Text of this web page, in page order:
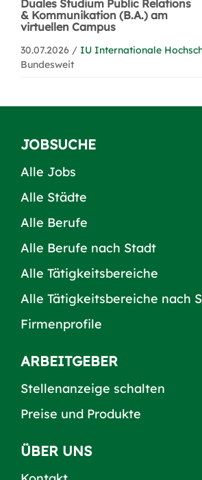
Duales Studium Public Relations
& Kommunikation (B.A.) am
virtuellen Campus
30.07.2026 / IU Internationale
Bundesweit
JOBSUCHE
Alle Jobs
Alle Städte
Alle Berufe
Alle Berufe nach Stadt
Alle Tätigkeitsbereiche
Alle Tätigkeitsbereiche nach
Firmenprofile
ARBEITGEBER
Stellenanzeige schalten
Preise und Produkte
ÜBER UNS